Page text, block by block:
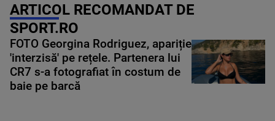
ARTICOL RECOMANDAT DE
SPORT.RO
FOTO Georgina Rodriguez, apariție
'interzisă' pe rețele. Partenera lui
CR7 s-a fotografiat în costum de
baie pe barcă